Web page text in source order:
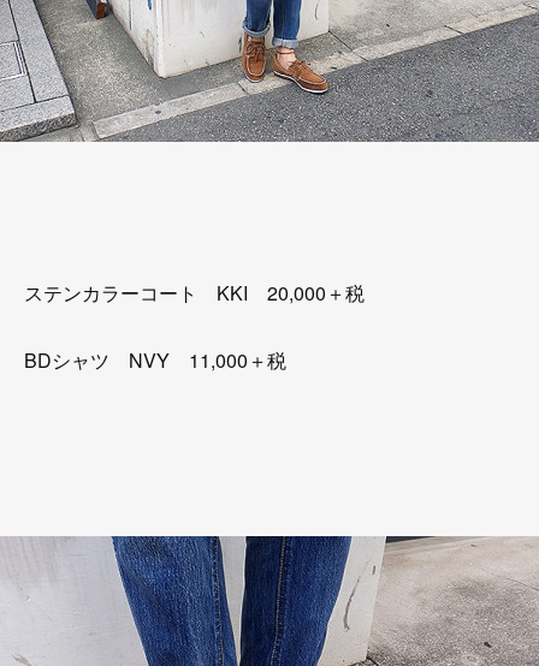
ステンカラーコート KKI 20,000＋税
BDシャツ NVY 11,000＋税